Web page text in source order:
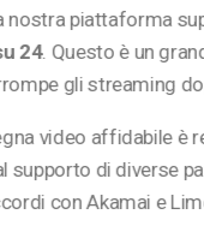
nostra piattaforma
24. Questo è un
gli streaming
video affidabile è
supporto di diverse
con Akamai e